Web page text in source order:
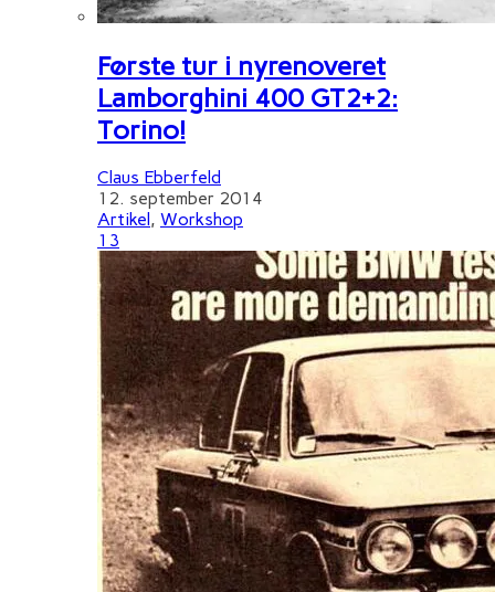
Første tur i nyrenoveret
Lamborghini 400 GT2+2:
Torino!
Claus Ebberfeld
12. september 2014
Artikel , Workshop
13